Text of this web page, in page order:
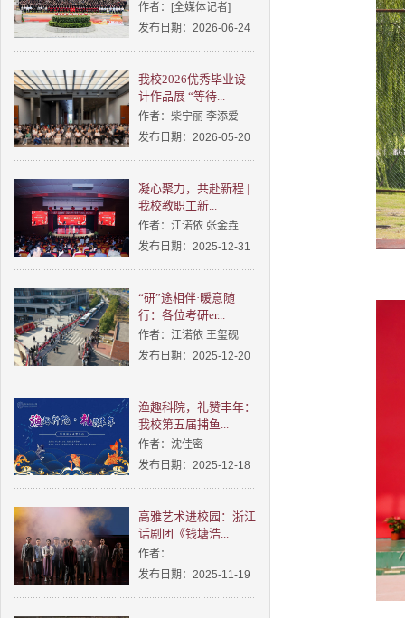
作者：[全媒体记者]
发布日期：2026-06-24
我校2026优秀毕业设
计作品展 “等待...
作者：柴宁丽 李添爱
发布日期：2026-05-20
凝心聚力，共赴新程 |
我校教职工新...
作者：江诺依 张金垚
发布日期：2025-12-31
“研”途相伴·暖意随
行：各位考研er...
作者：江诺依 王玺砚
发布日期：2025-12-20
渔趣科院，礼赞丰年：
我校第五届捕鱼...
作者：沈佳密
发布日期：2025-12-18
高雅艺术进校园：浙江
话剧团《钱塘浩...
作者：
发布日期：2025-11-19